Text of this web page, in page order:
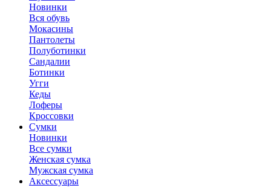
Новинки
Вся обувь
Мокасины
Пантолеты
Полуботинки
Сандалии
Ботинки
Угги
Кеды
Лоферы
Кроссовки
Сумки
Новинки
Все сумки
Женская сумка
Мужская сумка
Аксессуары